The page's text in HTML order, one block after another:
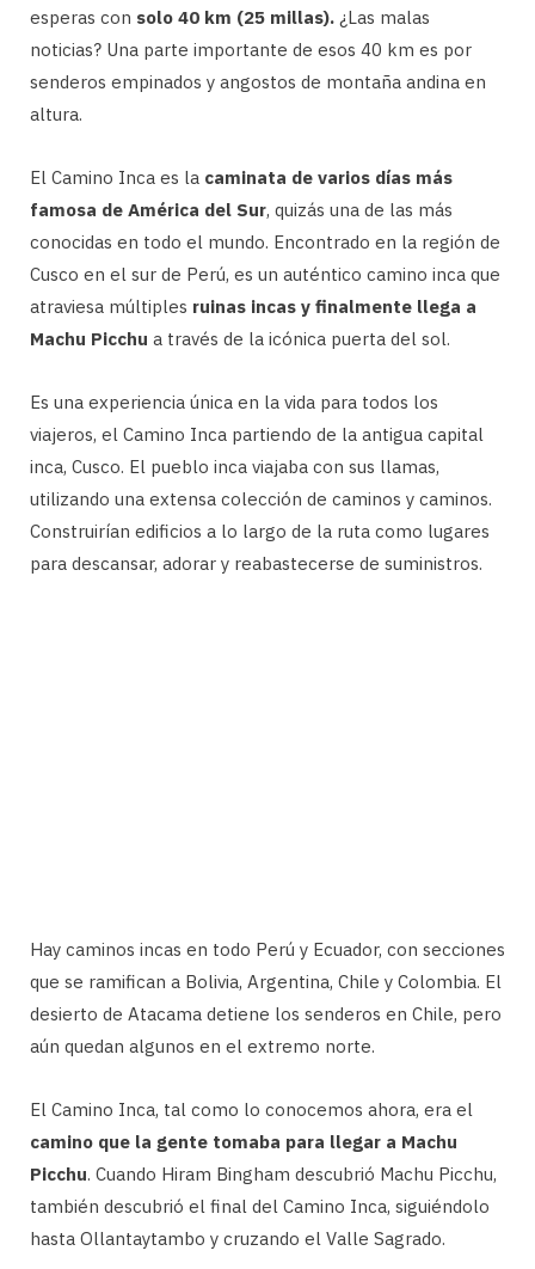
esperas con solo 40 km (25 millas). ¿Las malas
noticias? Una parte importante de esos 40 km es por
senderos empinados y angostos de montaña andina en
altura.
El Camino Inca es la caminata de varios días más
famosa de América del Sur, quizás una de las más
conocidas en todo el mundo. Encontrado en la región de
Cusco en el sur de Perú, es un auténtico camino inca que
atraviesa múltiples ruinas incas y finalmente llega a
Machu Picchu a través de la icónica puerta del sol.
Es una experiencia única en la vida para todos los
viajeros, el Camino Inca partiendo de la antigua capital
inca, Cusco. El pueblo inca viajaba con sus llamas,
utilizando una extensa colección de caminos y caminos.
Construirían edificios a lo largo de la ruta como lugares
para descansar, adorar y reabastecerse de suministros.
Hay caminos incas en todo Perú y Ecuador, con secciones
que se ramifican a Bolivia, Argentina, Chile y Colombia. El
desierto de Atacama detiene los senderos en Chile, pero
aún quedan algunos en el extremo norte.
El Camino Inca, tal como lo conocemos ahora, era el
camino que la gente tomaba para llegar a Machu
Picchu. Cuando Hiram Bingham descubrió Machu Picchu,
también descubrió el final del Camino Inca, siguiéndolo
hasta Ollantaytambo y cruzando el Valle Sagrado.